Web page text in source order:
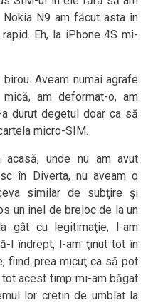
N9 am făcut asta în
Eh, la iPhone 4S mi-
Aveam numai agrafe
am deformat-o, am
durut degetul doar ca să
micro-SIM.
acasă, unde nu am avut
în Diverta, nu aveam o
similar de subţire şi
un inel de breloc de la un
gât cu legitimaţie, l-am
l îndrept, l-am ţinut tot în
fiind prea micuţ ca să pot
acest timp mi-am băgat
lor cretin de umblat la